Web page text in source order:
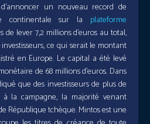
un nouveau record de
continentale sur la plateforme
de lever 7,2 millions d’euros au total,
ce qui serait le montant
en Europe. Le capital a été levé
de 68 millions d’euros. Dans
que des investisseurs de plus de
la campagne, la majorité venant
République tchèque. Mintos est une